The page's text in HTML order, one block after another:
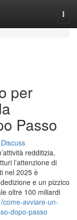
per
Passo
Discuss
redditizia,
l’attenzione di
nel 2025 è
e un pizzico
oltre 100 miliardi
come-avviare-un-
dopo-passo